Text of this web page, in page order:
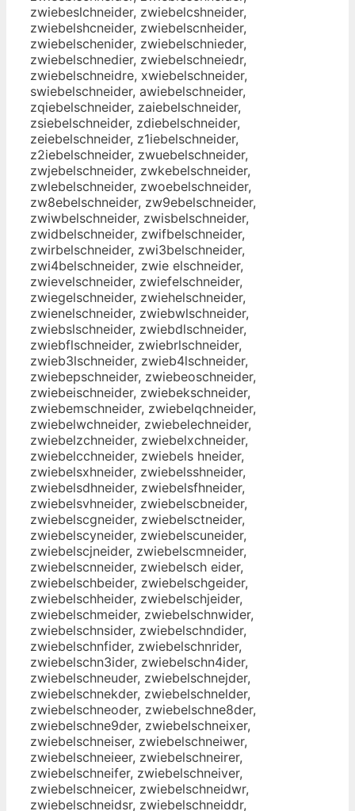
zwiebeslchneider, zwiebelcshneider,
zwiebelshcneider, zwiebelscnheider,
zwiebelschenider, zwiebelschnieder,
zwiebelschnedier, zwiebelschneiedr,
zwiebelschneidre, xwiebelschneider,
swiebelschneider, awiebelschneider,
zqiebelschneider, zaiebelschneider,
zsiebelschneider, zdiebelschneider,
zeiebelschneider, z1iebelschneider,
z2iebelschneider, zwuebelschneider,
zwjebelschneider, zwkebelschneider,
zwlebelschneider, zwoebelschneider,
zw8ebelschneider, zw9ebelschneider,
zwiwbelschneider, zwisbelschneider,
zwidbelschneider, zwifbelschneider,
zwirbelschneider, zwi3belschneider,
zwi4belschneider, zwie elschneider,
zwievelschneider, zwiefelschneider,
zwiegelschneider, zwiehelschneider,
zwienelschneider, zwiebwlschneider,
zwiebslschneider, zwiebdlschneider,
zwiebflschneider, zwiebrlschneider,
zwieb3lschneider, zwieb4lschneider,
zwiebepschneider, zwiebeoschneider,
zwiebeischneider, zwiebekschneider,
zwiebemschneider, zwiebelqchneider,
zwiebelwchneider, zwiebelechneider,
zwiebelzchneider, zwiebelxchneider,
zwiebelcchneider, zwiebels hneider,
zwiebelsxhneider, zwiebelsshneider,
zwiebelsdhneider, zwiebelsfhneider,
zwiebelsvhneider, zwiebelscbneider,
zwiebelscgneider, zwiebelsctneider,
zwiebelscyneider, zwiebelscuneider,
zwiebelscjneider, zwiebelscmneider,
zwiebelscnneider, zwiebelsch eider,
zwiebelschbeider, zwiebelschgeider,
zwiebelschheider, zwiebelschjeider,
zwiebelschmeider, zwiebelschnwider,
zwiebelschnsider, zwiebelschndider,
zwiebelschnfider, zwiebelschnrider,
zwiebelschn3ider, zwiebelschn4ider,
zwiebelschneuder, zwiebelschnejder,
zwiebelschnekder, zwiebelschnelder,
zwiebelschneoder, zwiebelschne8der,
zwiebelschne9der, zwiebelschneixer,
zwiebelschneiser, zwiebelschneiwer,
zwiebelschneieer, zwiebelschneirer,
zwiebelschneifer, zwiebelschneiver,
zwiebelschneicer, zwiebelschneidwr,
zwiebelschneidsr, zwiebelschneiddr,